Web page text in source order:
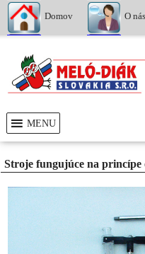
Domov O nás
MENU
Stroje fungujúce na princípe